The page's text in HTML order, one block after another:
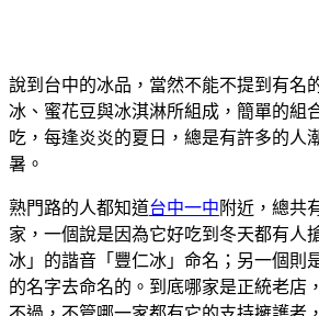
說到台中的冰品，當然不能不提到有名
冰、蜜花豆與冰淇淋所組成，簡單的組
吃，每逢炎炎的夏日，總是有許多的人
暑。
熟門路的人都知道台中一中 附近，總共
家，一個說是因為它好吃到冬天都有人
冰」的諧音「豐仁冰」命名；另一個則
的名字去命名的。到底哪家是正統老店